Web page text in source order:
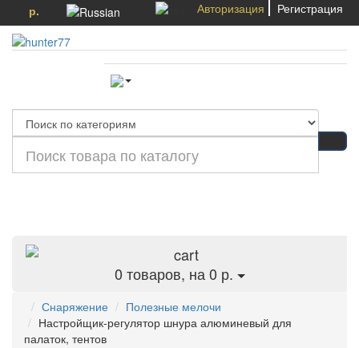
р. Авторизация Регистрация
0 товаров, на 0 р.
Снаряжение
Полезные мелочи
Настройщик-регулятор шнура алюминевый для
палаток, тентов